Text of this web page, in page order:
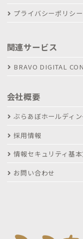
プライバシーポリシー
関連サービス
BRAVO DIGITAL
会社概要
ぶらあぼホールディ
採用情報
情報セキュリティ基
お問い合わせ